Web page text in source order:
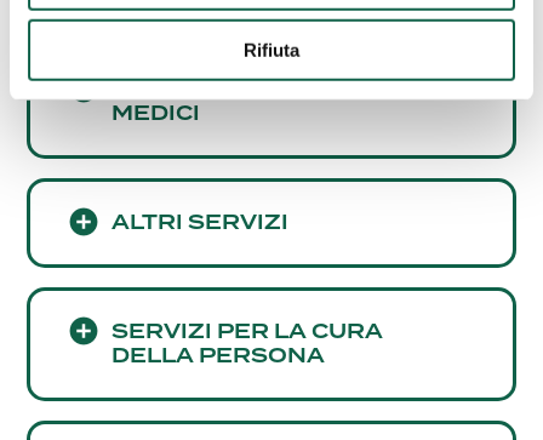
Rifiuta
CONSULENZE E SERVIZI
MEDICI
ALTRI SERVIZI
SERVIZI PER LA CURA
DELLA PERSONA